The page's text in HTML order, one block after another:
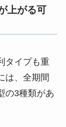
上がる可
タイプも重
は、全期間
の3種類があ